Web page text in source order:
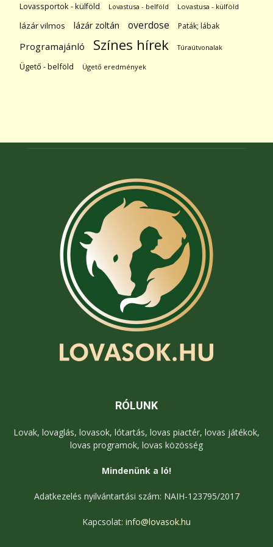
Lovassportok - külföld Lovastusa - belföld Lovastusa - külföld
lázár vilmos lázár zoltán overdose Paták; lábak
Programajánló Színes hírek Túraútvonalak
Ügető - belföld Ügető eredmények
RÓLUNK
Lovak, lovaglás, lovasok, lótartás, lovas piactér, lovas játékok,
lovas programok, lovas közösség
Mindenünk a ló!
Adatkezelés nyilvántartási szám: NAIH-123795/2017
Kapcsolat: info@lovasok.hu